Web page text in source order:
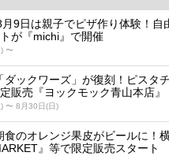
9日は親子でピザ作り体験！
が『michi』で開催
〜
ダックワーズ」が復刻！ピスタ
販売『ヨックモック青山本店』
〜 8月30日(日)
食のオレンジ果皮がビールに！
』等で限定販売スタート